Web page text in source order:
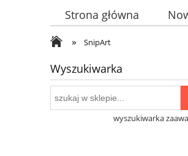
Strona główna
» SnipArt
Wyszukiwarka
wyszukiwarka